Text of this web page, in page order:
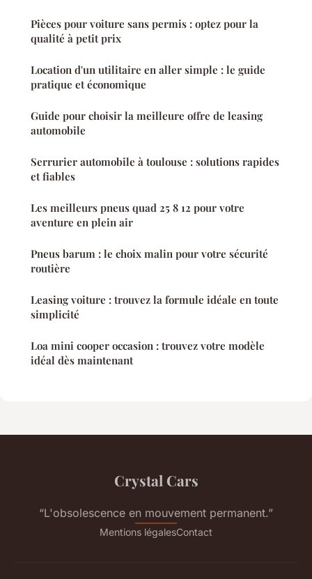
Pièces pour voiture sans permis : optez pour la
qualité à petit prix
Location d'un utilitaire en aller simple : le guide
pratique et économique
Guide pour choisir la meilleure offre de leasing
automobile
Serrurier automobile à toulouse : solutions rapides
et fiables
Les meilleurs pneus quad 25 8 12 pour votre
aventure en plein air
Pneus barum : le choix malin pour votre sécurité
routière
Leasing voiture : trouvez la formule idéale en toute
simplicité
Loa mini cooper occasion : trouvez votre modèle
idéal dès maintenant
Crystal Cars
“L'obsolescence en mouvement permanent.”
Mentions légalesContact